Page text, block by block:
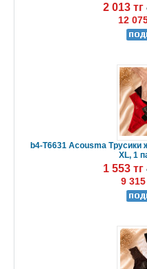
2 013 тг
12
b4-T6631 Acousma Трусики
XL, 1
1 553 тг
9 315